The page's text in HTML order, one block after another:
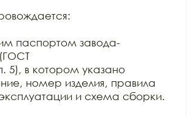
паспортом завода-
(ГОСТ
5), в котором указано
номер изделия, правила
и схема сборки.